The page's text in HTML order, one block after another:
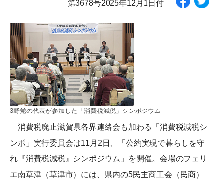
第3678号2025年12月1日付
3野党の代表が参加した「消費税減税」シンポジウム
消費税廃止滋賀県各界連絡会も加わる「消費税減税シ
ンポ」実行委員会は11月2日、「公約実現で暮らしを守
れ『消費税減税』シンポジウム」を開催。会場のフェリ
エ南草津（草津市）には、県内の5民主商工会（民商）